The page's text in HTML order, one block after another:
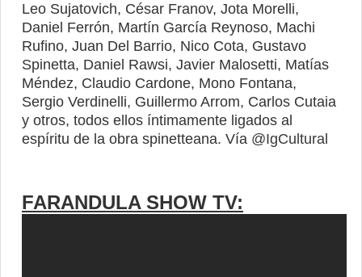
Leo Sujatovich, César Franov, Jota Morelli,
Daniel Ferrón, Martín García Reynoso, Machi
Rufino, Juan Del Barrio, Nico Cota, Gustavo
Spinetta, Daniel Rawsi, Javier Malosetti, Matías
Méndez, Claudio Cardone, Mono Fontana,
Sergio Verdinelli, Guillermo Arrom, Carlos Cutaia
y otros, todos ellos íntimamente ligados al
espíritu de la obra spinetteana. Vía @IgCultural
FARANDULA SHOW TV: